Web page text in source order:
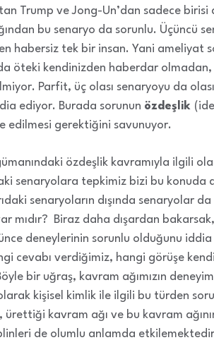
Trump ve Jong-Un’dan sadece
bu senaryo da sorunlu. Üçüncü
habersiz tek bir insan. Yani ameliyat
öteki kendinizden haberdar olmadan,
Parfit, üç olası senaryoyu da
ediyor. Burada sorunun özdeşlik
edilmesi gerektiğini savunuyor.
özdeşlik kavramıyla ilgili
senaryolara tepkimiz bizi bu
senaryoların dışında senaryolar
mıdır? Biraz daha dışardan
deneylerinin sorunlu olduğunu
cevabı verdiğimiz, hangi görüşe
bir uğraş, kavram ağımızın
kişisel kimlik ile ilgili bu türden
kavram ağı ve bu kavram
de olumlu anlamda